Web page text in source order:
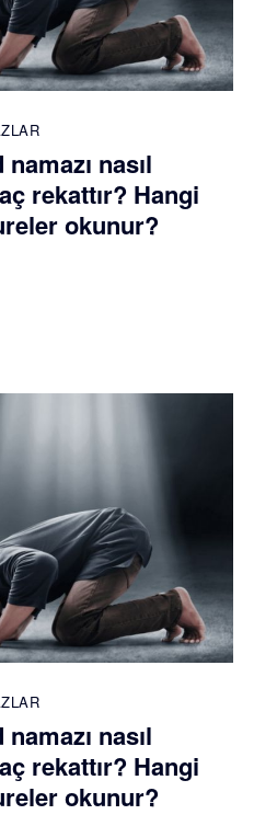
nasıl
rekattır? Hangi
okunur?
nasıl
rekattır? Hangi
okunur?